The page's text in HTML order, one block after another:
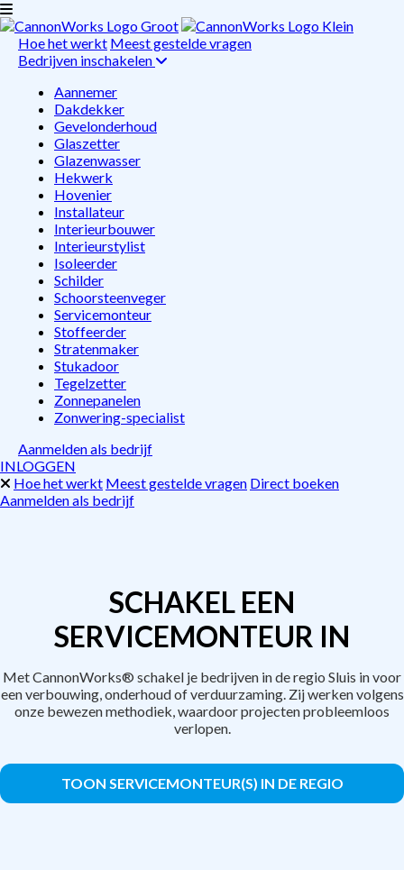
Hoe het werkt Meest gestelde vragen
Bedrijven inschakelen
Aannemer
Dakdekker
Gevelonderhoud
Glaszetter
Glazenwasser
Hekwerk
Hovenier
Installateur
Interieurbouwer
Interieurstylist
Isoleerder
Schilder
Schoorsteenveger
Servicemonteur
Stoffeerder
Stratenmaker
Stukadoor
Tegelzetter
Zonnepanelen
Zonwering-specialist
Aanmelden als bedrijf
INLOGGEN
Hoe het werkt Meest gestelde vragen Direct boeken
Aanmelden als bedrijf
SCHAKEL EEN
SERVICEMONTEUR IN
Met CannonWorks® schakel je bedrijven in de regio Sluis in voor
een verbouwing, onderhoud of verduurzaming. Zij werken volgens
onze bewezen methodiek, waardoor projecten probleemloos
verlopen.
TOON SERVICEMONTEUR(S) IN DE REGIO